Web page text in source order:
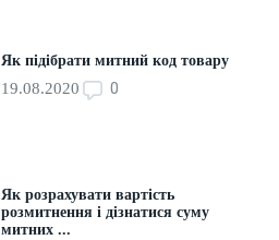
Як підібрати митний код товару
19.08.2020 0
Як розрахувати вартість
розмитнення і дізнатися суму
митних ...